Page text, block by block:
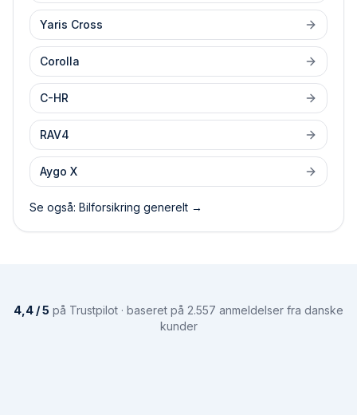
Yaris Cross
Corolla
C-HR
RAV4
Aygo X
Se også: Bilforsikring generelt →
4,4 / 5 på Trustpilot · baseret på 2.557 anmeldelser fra danske
kunder